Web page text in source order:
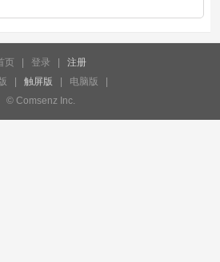
页 登录
注册
触屏版 电脑版
© Comsenz Inc.